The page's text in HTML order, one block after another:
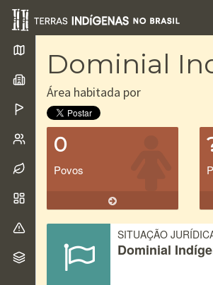
Dominial
Área habitada por
0
Povos
SITUAÇÃO
Dominial